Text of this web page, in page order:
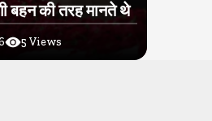
बहन की तरह मानते थे
5 Views